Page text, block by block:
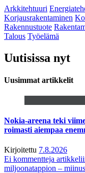
Arkkitehtuuri
Korjausrakentaminen
Rakennustuote
Talous Työelämä
Uutisissa nyt
Uusimmat artikkelit
Nokia-areena teki
roimasti aiempaa
Kirjoitettu 7.8.2026
Ei kommentteja
miljoonatappion –